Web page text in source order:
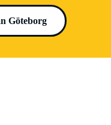
Göteborg